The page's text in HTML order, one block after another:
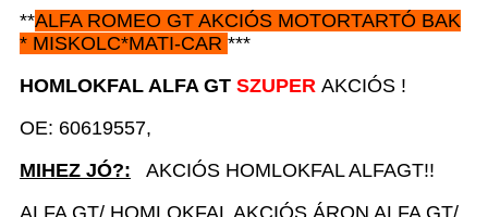
**ALFA ROMEO GT AKCIÓS MOTORTARTÓ BAK
* MISKOLC*MATI-CAR ***
HOMLOKFAL ALFA GT SZUPER AKCIÓS !
OE: 60619557,
MIHEZ JÓ?: AKCIÓS HOMLOKFAL ALFAGT!!
ALFA GT/ HOMLOKFAL AKCIÓS ÁRON ALFA GT/